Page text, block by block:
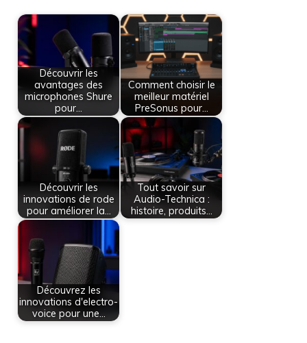
Découvrir les
avantages des
microphones Shure
pour…
Comment choisir le
meilleur matériel
PreSonus pour…
Découvrir les
innovations de rode
pour améliorer la…
Tout savoir sur
Audio-Technica :
histoire, produits…
Découvrez les
innovations d'electro-
voice pour une…